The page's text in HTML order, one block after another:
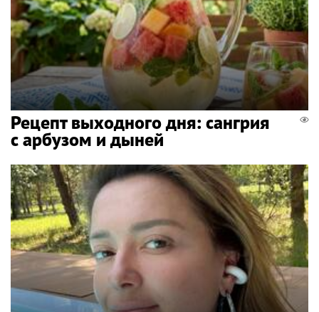
Рецепт выходного дня: сангрия
с арбузом и дыней